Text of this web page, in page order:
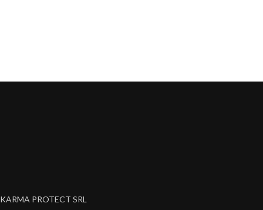
KARMA PROTECT SRL